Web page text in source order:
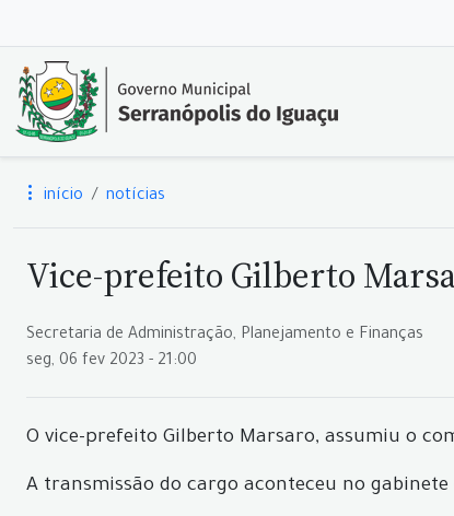
início notícias
Vice-prefeito Gilberto
Secretaria de Administração, Planejamento e Finanças
seg, 06 fev 2023 - 21:00
O vice-prefeito Gilberto Marsaro, assumiu o
A transmissão do cargo aconteceu no